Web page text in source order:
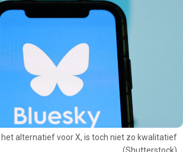
het alternatief voor X, is toch niet zo kwalitatief